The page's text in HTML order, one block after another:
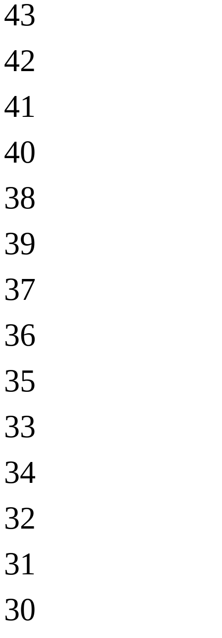
43
42
41
40
38
39
37
36
35
33
34
32
31
30